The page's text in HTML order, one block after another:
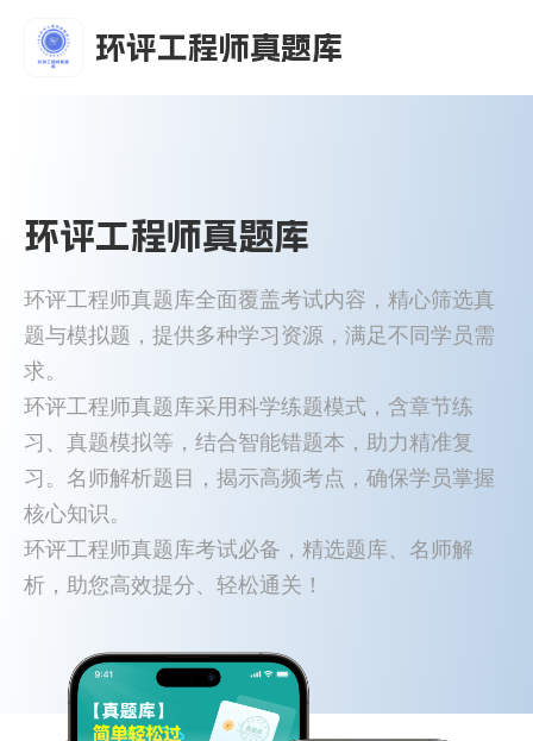
环评工程师真题库
环评工程师真题库
环评工程师真题库全面覆盖考试内容，精心筛选真
题与模拟题，提供多种学习资源，满足不同学员需
求。
环评工程师真题库采用科学练题模式，含章节练
习、真题模拟等，结合智能错题本，助力精准复
习。名师解析题目，揭示高频考点，确保学员掌握
核心知识。
环评工程师真题库考试必备，精选题库、名师解
析，助您高效提分、轻松通关！